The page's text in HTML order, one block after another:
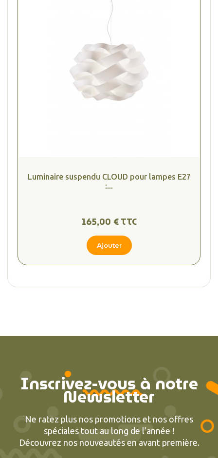
Luminaire suspendu CLOUD pour lampes E27
:...
165,00 € TTC
Ajouter
Inscrivez-vous à notre
Newsletter
Ne ratez plus nos promotions et nos offres
spéciales tout au long de l’année !
Découvrez nos nouveautés en avant première.